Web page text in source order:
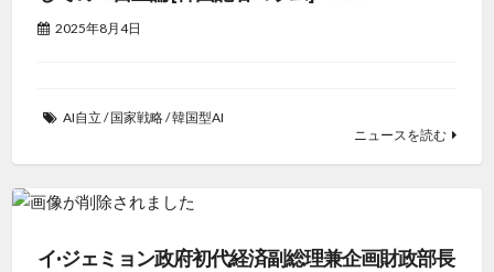
2025年8月4日
AI自立 /国家戦略/韓国型AI
ニュースを読む
イ·ジェミョン政府初代経済副総理兼企画財政部長